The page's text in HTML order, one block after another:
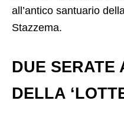
all’antico santuario
Stazzema.
DUE SERATE
DELLA